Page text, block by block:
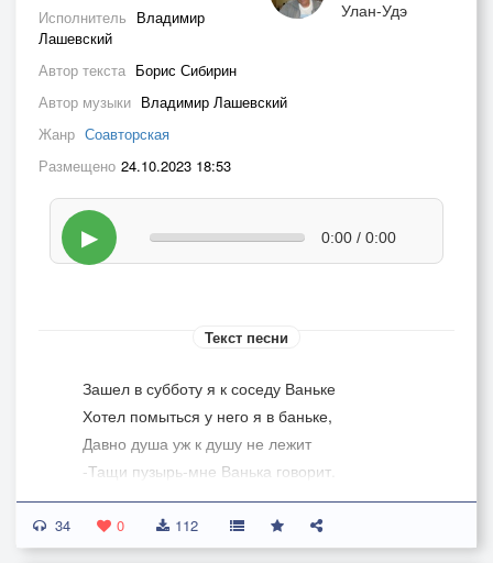
Улан-Удэ
Исполнитель Владимир
Лашевский
Автор текста Борис Сибирин
Автор музыки Владимир Лашевский
Жанр Соавторская
Размещено 24.10.2023 18:53
▶ 0:00 / 0:00
Текст песни
Зашел в субботу я к соседу Ваньке
Хотел помыться у него я в баньке,
Давно душа уж к душу не лежит
-Тащи пузырь-мне Ванька говорит.
-Я знатно баньку натопил с утра,
Помывки уж давно пришла пора,
Но что за баня нам без пузыря,
34 0 112